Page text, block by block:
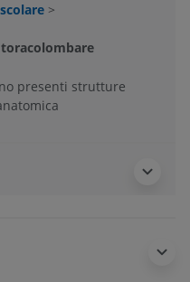
>
presenti strutture